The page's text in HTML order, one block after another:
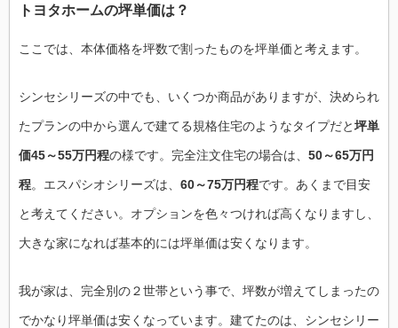
トヨタホームの坪単価は？
ここでは、本体価格を坪数で割ったものを坪単価と考えます。
シンセシリーズの中でも、いくつか商品がありますが、決められ
たプランの中から選んで建てる規格住宅のようなタイプだと坪単
価45～55万円程の様です。完全注文住宅の場合は、 50～65万円
程。エスパシオシリーズは、 60～75万円程です。あくまで目安
と考えてください。オプションを色々つければ高くなりますし、
大きな家になれば基本的には坪単価は安くなります。
我が家は、完全別の２世帯という事で、坪数が増えてしまったの
でかなり坪単価は安くなっています。建てたのは、シンセシリー